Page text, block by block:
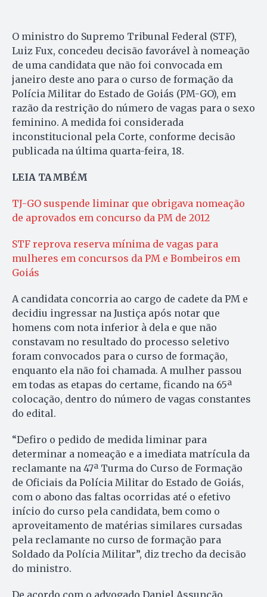
O ministro do Supremo Tribunal Federal (STF),
Luiz Fux, concedeu decisão favorável à nomeação
de uma candidata que não foi convocada em
janeiro deste ano para o curso de formação da
Polícia Militar do Estado de Goiás (PM-GO), em
razão da restrição do número de vagas para o sexo
feminino. A medida foi considerada
inconstitucional pela Corte, conforme decisão
publicada na última quarta-feira, 18.
LEIA TAMBÉM
TJ-GO suspende liminar que obrigava nomeação
de aprovados em concurso da PM de 2012
STF reprova reserva mínima de vagas para
mulheres em concursos da PM e Bombeiros em
Goiás
A candidata concorria ao cargo de cadete da PM e
decidiu ingressar na Justiça após notar que
homens com nota inferior à dela e que não
constavam no resultado do processo seletivo
foram convocados para o curso de formação,
enquanto ela não foi chamada. A mulher passou
em todas as etapas do certame, ficando na 65ª
colocação, dentro do número de vagas constantes
do edital.
“Defiro o pedido de medida liminar para
determinar a nomeação e a imediata matrícula da
reclamante na 47ª Turma do Curso de Formação
de Oficiais da Polícia Militar do Estado de Goiás,
com o abono das faltas ocorridas até o efetivo
início do curso pela candidata, bem como o
aproveitamento de matérias similares cursadas
pela reclamante no curso de formação para
Soldado da Polícia Militar”, diz trecho da decisão
do ministro.